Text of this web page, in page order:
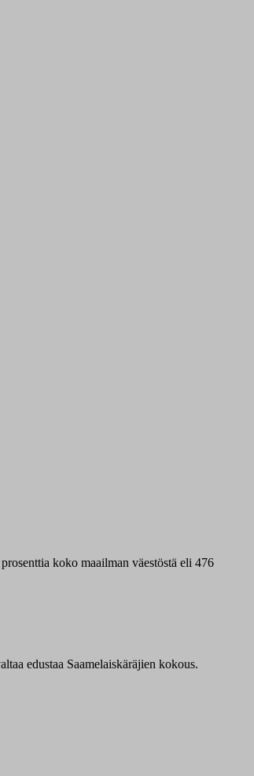
koko maailman väestöstä eli 476
edustaa Saamelaiskäräjien kokous.